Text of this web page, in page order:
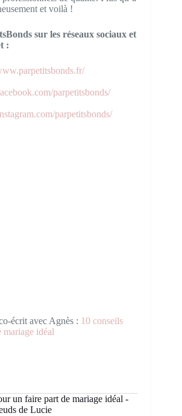
et voilà !
sur les réseaux sociaux et
:
parpetitsbonds/
parpetitsbonds/
écrit avec Agnès : 10 conseils
mariage idéal
un faire part de mariage idéal -
de Lucie